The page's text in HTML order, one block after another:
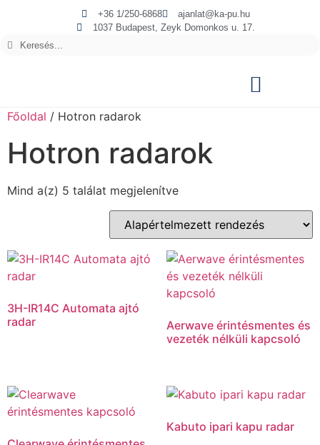
+36 1/250-6868
ajanlat@ka-pu.hu
1037 Budapest, Zeyk Domonkos u. 17.
Főoldal / Hotron radarok
Hotron radarok
Mind a(z) 5 találat megjelenítve
3H-IR14C Automata ajtó
radar
Aerwave érintésmentes és
vezeték nélküli kapcsoló
Kabuto ipari kapu radar